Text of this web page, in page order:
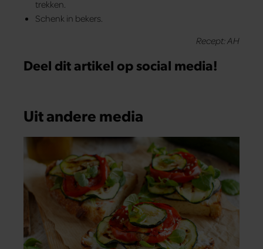
trekken.
Schenk in bekers.
Recept: AH
Deel dit artikel op social media!
Uit andere media